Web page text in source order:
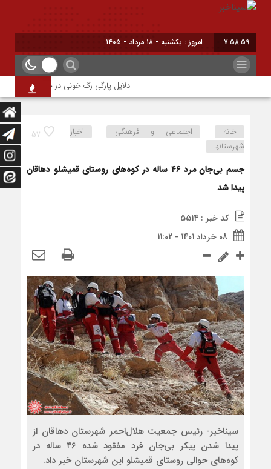
7:58:59 امروز : یکشنبه - ۱۸ مرداد - ۱۴۰۵
دلایل پارگی رگ خونی در چشم/ چه موقع
57 خانه اجتماعی و فرهنگی
اخبار
شهرستانها
جسم بی‌جان مرد ۴۶ ساله در کوه‌های روستای قمیشلو دهاقان
پیدا شد
کد خبر : 5514
08 خرداد 1401 - 11:02
سیناخبر- رئیس جمعیت هلال‌احمر شهرستان دهاقان از
پیدا شدن پیکر بی‌جان فرد مفقود شده ۴۶ ساله در
کوه‌های حوالی روستای قمیشلو این شهرستان خبر داد.